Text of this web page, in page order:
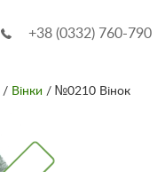
+38 (0332) 760-790
/ Вінки / №0210 Вінок